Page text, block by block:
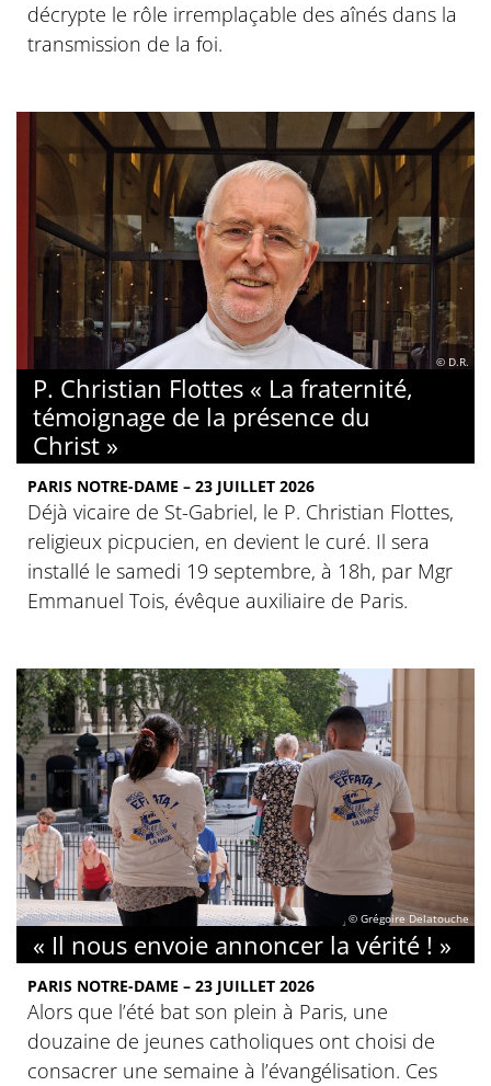
décrypte le rôle irremplaçable des aînés dans la
transmission de la foi.
© D.R.
P. Christian Flottes « La fraternité,
témoignage de la présence du
Christ »
PARIS NOTRE-DAME – 23 JUILLET 2026
Déjà vicaire de St-Gabriel, le P. Christian Flottes,
religieux picpucien, en devient le curé. Il sera
installé le samedi 19 septembre, à 18h, par Mgr
Emmanuel Tois, évêque auxiliaire de Paris.
© Grégoire Delatouche
« Il nous envoie annoncer la vérité ! »
PARIS NOTRE-DAME – 23 JUILLET 2026
Alors que l’été bat son plein à Paris, une
douzaine de jeunes catholiques ont choisi de
consacrer une semaine à l’évangélisation. Ces